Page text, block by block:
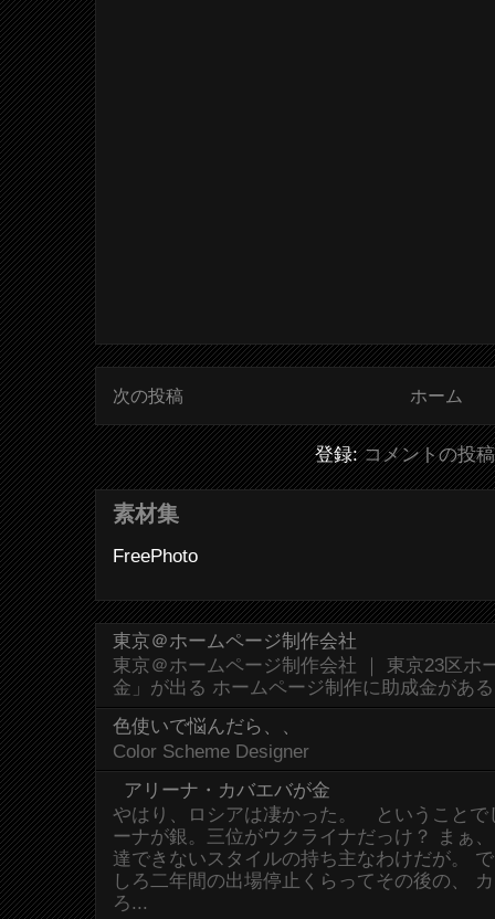
次の投稿 ホーム
登録:コメントの投
素材集
FreePhoto
東京＠ホームページ制作会社
東京＠ホームページ制作会社 ｜ 東京23区ホ
金」が出る ホームページ制作に助成金があ
色使いで悩んだら、、
Color Scheme Designer
アリーナ・カバエバが金
やはり、ロシアは凄かった。 ということで
ーナが銀。三位がウクライナだっけ？ まぁ
達できないスタイルの持ち主なわけだが。
しろ二年間の出場停止くらってその後の、
ろ...